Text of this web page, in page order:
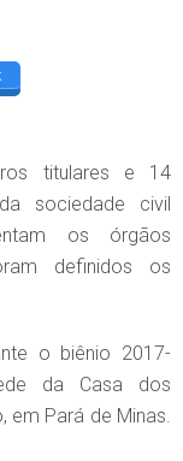
titulares e 14
sociedade civil
os órgãos
definidos os
o biênio 2017-
da Casa dos
em Pará de Minas.